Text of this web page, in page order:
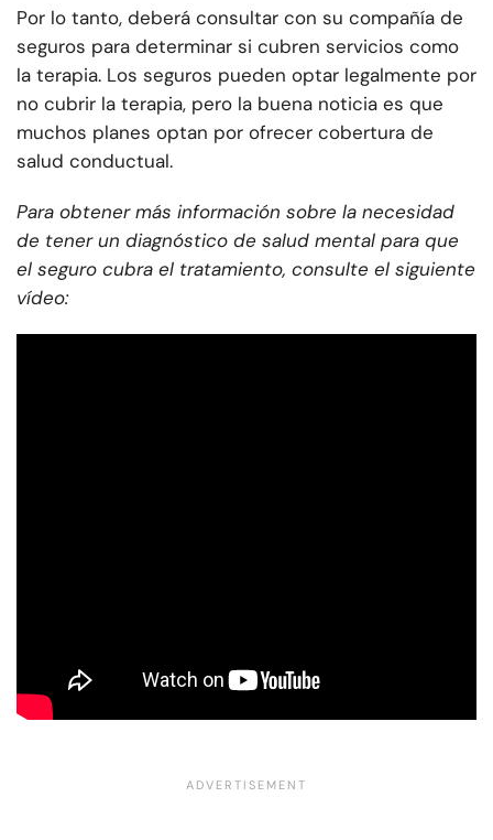
Por lo tanto, deberá consultar con su compañía de
seguros para determinar si cubren servicios como
la terapia. Los seguros pueden optar legalmente por
no cubrir la terapia, pero la buena noticia es que
muchos planes optan por ofrecer cobertura de
salud conductual.
Para obtener más información sobre la necesidad
de tener un diagnóstico de salud mental para que
el seguro cubra el tratamiento, consulte el siguiente
vídeo: